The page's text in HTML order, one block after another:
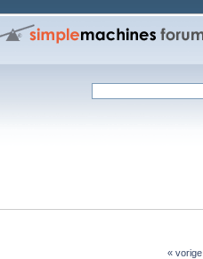
« vorige